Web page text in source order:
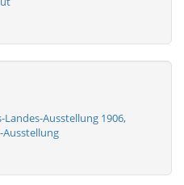
Landes-Ausstellung 1906,